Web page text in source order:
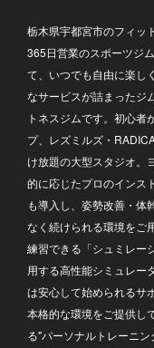
栃木県宇都宮市のフィッ
365日営業のスポーツジ
て、いつでも自由に楽し
なサービスが詰まったジ
トネスジムです。初心者
プ、レズミルズ・
け放題の大型スタジオ。
的に応じたプロのインス
も導入し、姿勢改善・体
なく続けられる環境をご
練習できる「シュミレー
用する高性能シミュレー
は安心して始められるサ
本格的な環境をご提供し
る"パーソナルトレーニ